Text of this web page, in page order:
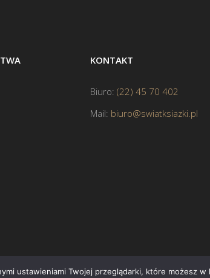
KONTAKT
Biuro: (22) 45 70 402
Mail: biuro@swiatksiazki.pl
ustawieniami Twojej przeglądarki, które możesz